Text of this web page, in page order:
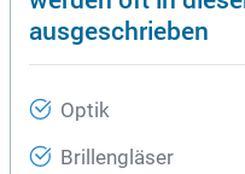
ausgeschrieben
Optik
Brillengläser